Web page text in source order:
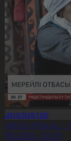
отбасы –
20:19